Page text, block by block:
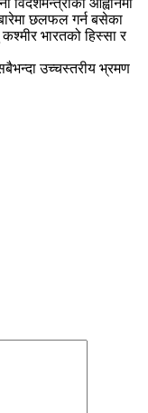
छलफल गर्न बसेका
भारतको हिस्सा र
उच्चस्तरीय भ्रमण